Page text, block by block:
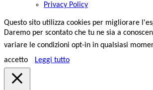
Privacy Policy
Questo sito utilizza cookies per migliorare
Daremo per scontato che tu ne sia a
variare le condizioni opt-in in qualsiasi
accetto
Leggi tutto